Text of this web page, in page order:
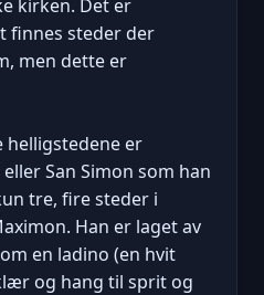
kirken. Det er
finnes steder der
men dette er
helligstedene er
San Simon som han
tre, fire steder i
Han er laget av
en ladino (en hvit
og hang til sprit og